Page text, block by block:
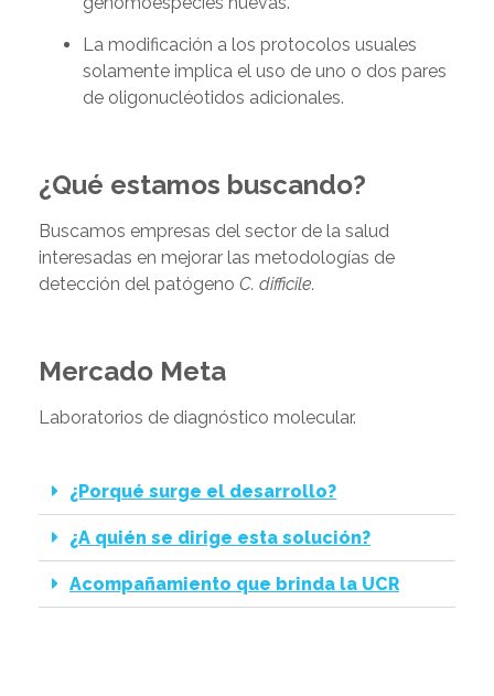
La modificación a los protocolos usuales
solamente implica el uso de uno o dos pares
de oligonucléotidos adicionales.
¿Qué estamos buscando?
Buscamos empresas del sector de la salud
interesadas en mejorar las metodologías de
detección del patógeno C. difficile.
Mercado Meta
Laboratorios de diagnóstico molecular.
¿Porqué surge el desarrollo?
¿A quién se dirige esta solución?
Acompañamiento que brinda la UCR